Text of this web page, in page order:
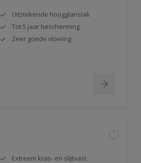
Uitstekende hoogglanslak
Tot 5 jaar bescherming
Zeer goede vloeiing
Extreem kras- en slijtvast